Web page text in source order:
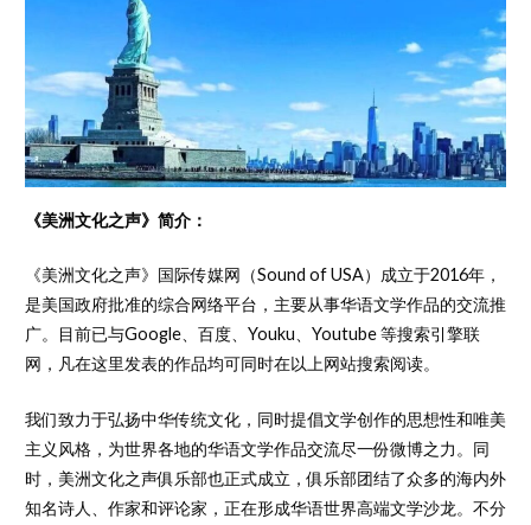
《美洲文化之声》简介：
《美洲文化之声》国际传媒网（Sound of USA）成立于2016年，
是美国政府批准的综合网络平台，主要从事华语文学作品的交流推
广。目前已与Google、百度、Youku、Youtube 等搜索引擎联
网，凡在这里发表的作品均可同时在以上网站搜索阅读。
我们致力于弘扬中华传统文化，同时提倡文学创作的思想性和唯美
主义风格，为世界各地的华语文学作品交流尽一份微博之力。同
时，美洲文化之声俱乐部也正式成立，俱乐部团结了众多的海内外
知名诗人、作家和评论家，正在形成华语世界高端文学沙龙。不分